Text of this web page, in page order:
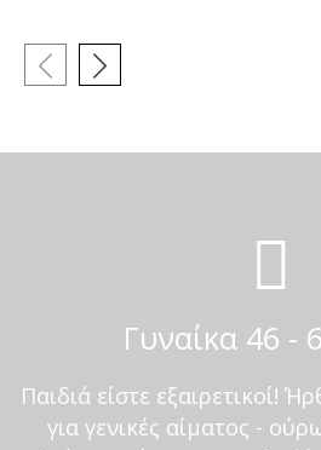
Γυναίκα 46 -
Παιδιά είστε εξαιρετικοί!
για γενικές αίματος -